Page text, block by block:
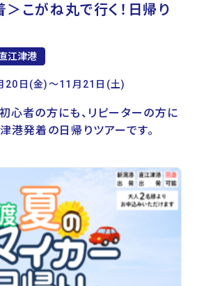
こがね丸で行く！日帰り
江津港
20日(金)～11月21日(土)
心者の方にも、リピーターの方に
港発着の日帰りツアーです。